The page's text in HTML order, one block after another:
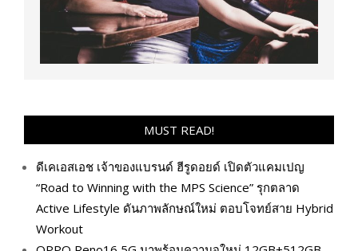
MUST READ!
ดีเคเอสเอช เจ้าของแบรนด์ ฮีรูดอยด์ เปิดตัวแคมเปญ
“Road to Winning with the MPS Science” รุกตลาด
Active Lifestyle ดันภาพลักษณ์ใหม่ ตอบโจทย์สาย Hybrid
Workout